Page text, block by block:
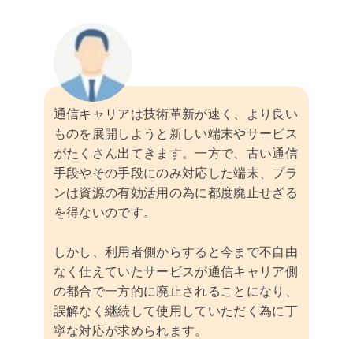
通信キャリアは技術革新が速く、より良い
ものを展開しようと新しい端末やサービス
がたくさん出てきます。一方で、古い通信
手段やその手段にのみ対応した端末、プラ
ンは資源の有効活用の為に都度廃止せざる
を得ないのです。
しかし、利用者側からすると今まで不自由
なく仕えていたサービスが通信キャリア側
の都合で一方的に廃止されることになり、
誤解なく継続して使用していただく為に丁
寧な対応が求められます。